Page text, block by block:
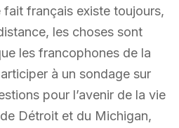
français existe toujours,
les choses sont
les francophones de la
à un sondage sur
pour l’avenir de la vie
Détroit et du Michigan,